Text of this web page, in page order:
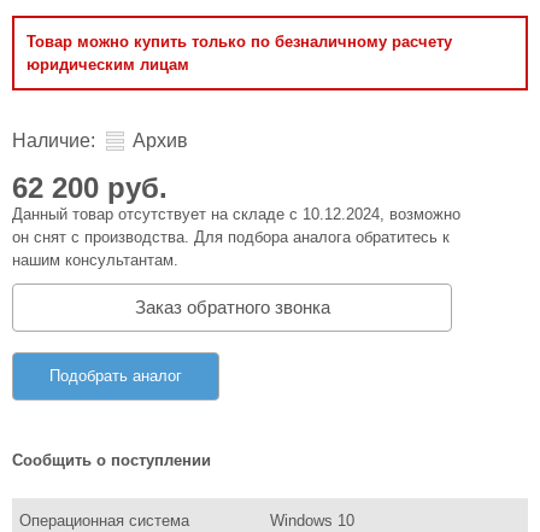
Товар можно купить только по безналичному расчету
юридическим лицам
Наличие: Архив
62 200 руб.
Данный товар отсутствует на складе с 10.12.2024, возможно
он снят с производства. Для подбора аналога обратитесь к
нашим консультантам.
Заказ обратного звонка
Подобрать аналог
Сообщить о поступлении
Операционная система Windows 10